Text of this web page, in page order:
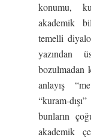
konumu,
akademik
temelli
yazından
bozulmadan
anlayış
“kuram-
bunların
akademik